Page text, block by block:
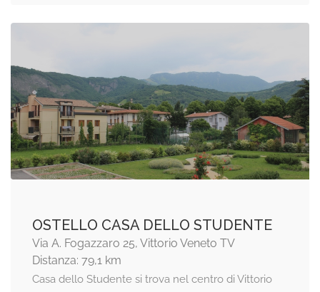
OSTELLO CASA DELLO STUDENTE
Via A. Fogazzaro 25, Vittorio Veneto TV
Distanza: 79,1 km
Casa dello Studente si trova nel centro di Vittorio